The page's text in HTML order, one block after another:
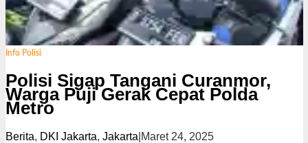
Info Polisi
Polisi Sigap Tangani Curanmor,
Warga Puji Gerak Cepat Polda
Metro
Berita, DKI Jakarta, Jakarta Maret 24, 2025o